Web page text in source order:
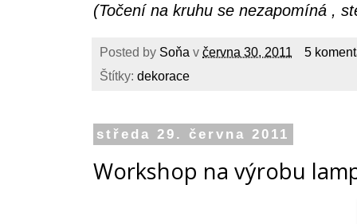
(Točení na kruhu se nezapomíná ,
Posted by Soňa v června 30, 2011
5
Štítky: dekorace
středa 29. června 2011
Workshop na výrobu